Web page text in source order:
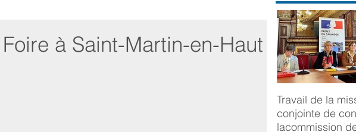
à Saint-Martin-en-Haut
Travail de la
conjointe de
lacommission